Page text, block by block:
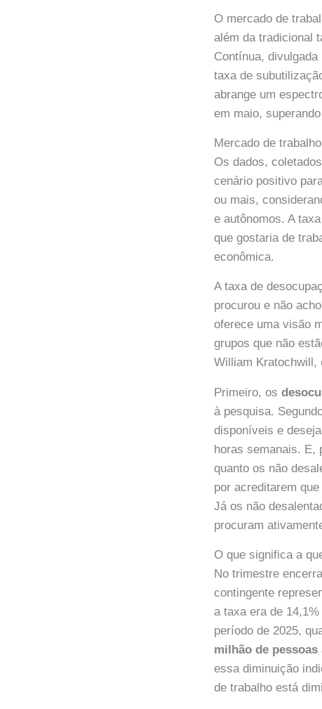
O mercado de
além da tradicional
Contínua,
taxa de
abrange um
em maio,
Mercado de
Os dados,
cenário positivo
ou mais,
e autônomos. A
que gostaria de
econômica.
A taxa de
procurou e não
oferece uma visão
grupos que não
William Kratochwill,
Primeiro, os
à pesquisa.
disponíveis e
horas semanais.
quanto os não
por acreditarem
Já os não
procuram
O que significa a
No trimestre
contingente
a taxa era de
período de 2025,
milhão de pessoas
essa diminuição
de trabalho está